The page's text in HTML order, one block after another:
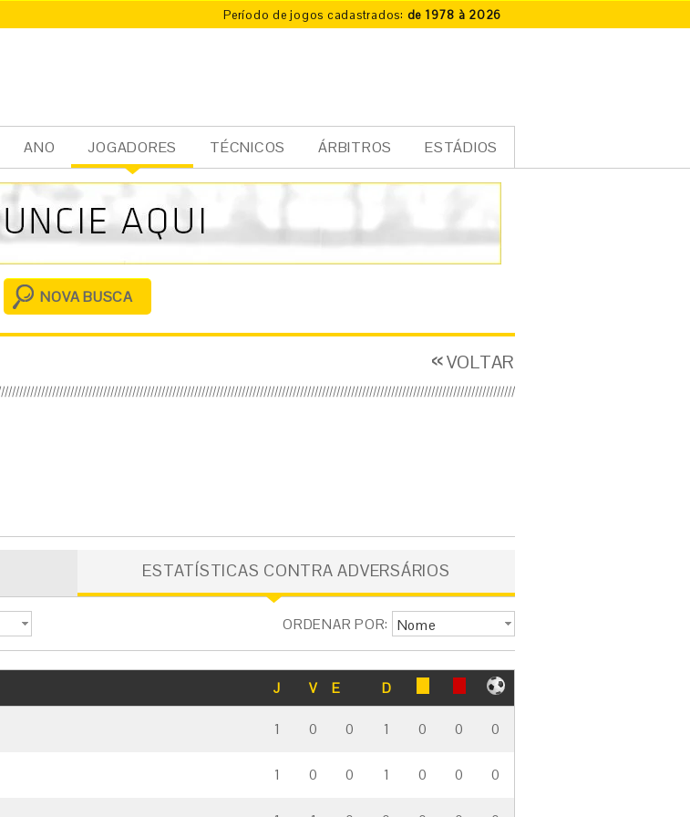
Período de jogos cadastrados: de 1978 à 2026
ANO JOGADORES TÉCNICOS ÁRBITROS ESTÁDIOS
cia
l
NOVA BUSCA
VOLTAR
ESTATÍSTICAS CONTRA ADVERSÁRIOS
ORDENAR POR: Nome
J V E D
1 0 0 1 0 0 0
1 0 0 1 0 0 0